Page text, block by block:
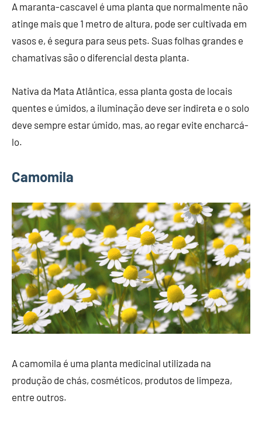
A maranta-cascavel é uma planta que normalmente não
atinge mais que 1 metro de altura, pode ser cultivada em
vasos e, é segura para seus pets. Suas folhas grandes e
chamativas são o diferencial desta planta.
Nativa da Mata Atlântica, essa planta gosta de locais
quentes e úmidos, a iluminação deve ser indireta e o solo
deve sempre estar úmido, mas, ao regar evite encharcá-
lo.
Camomila
A camomila é uma planta medicinal utilizada na
produção de chás, cosméticos, produtos de limpeza,
entre outros.